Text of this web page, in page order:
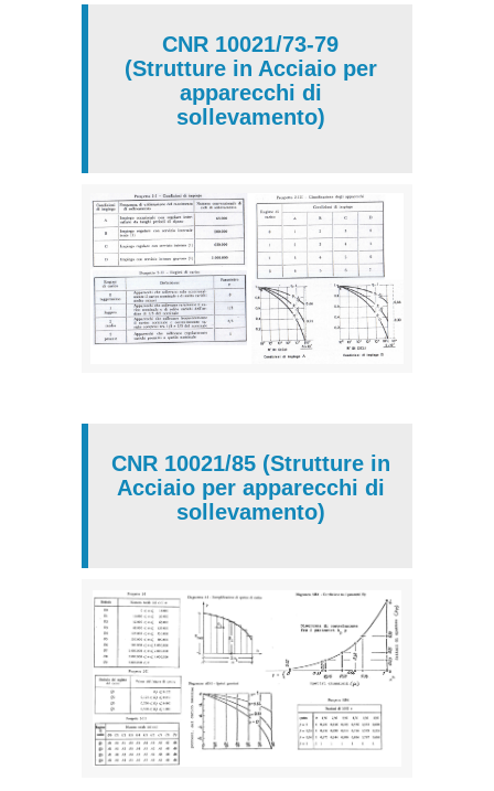
CNR 10021/73-79
(Strutture in Acciaio per
apparecchi di
sollevamento)
CNR 10021/85 (Strutture in
Acciaio per apparecchi di
sollevamento)